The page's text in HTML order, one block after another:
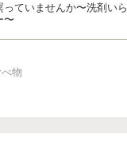
ていませんか〜洗剤いら
〜
物